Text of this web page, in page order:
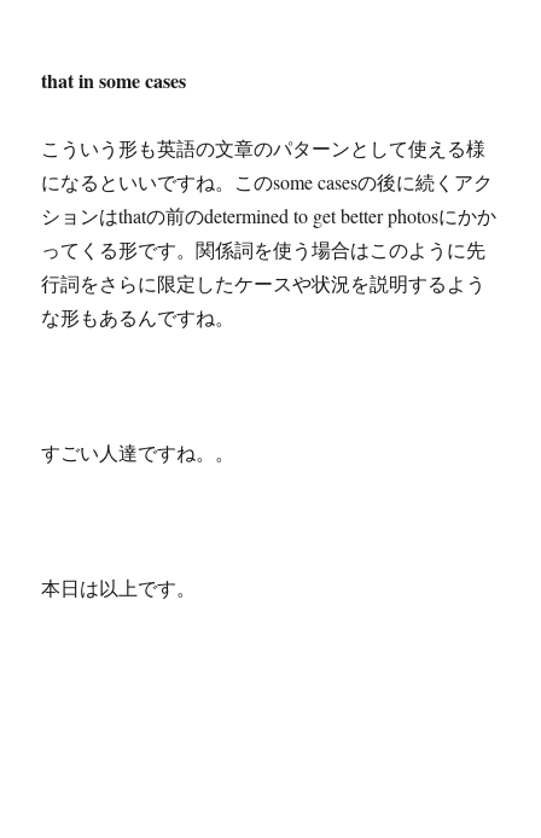
that in some cases
こういう形も英語の文章のパターンとして使える様
になるといいですね。このsome casesの後に続くアク
ションはthatの前のdetermined to get better photosにかか
ってくる形です。関係詞を使う場合はこのように先
行詞をさらに限定したケースや状況を説明するよう
な形もあるんですね。
すごい人達ですね。。
本日は以上です。